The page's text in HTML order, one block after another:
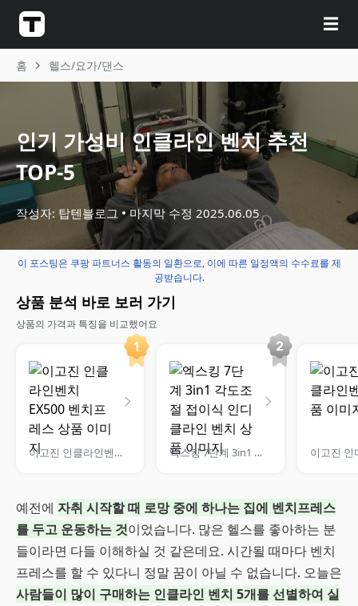
☰
홈 헬스/요가/댄스
인기 가성비 인클라인 벤치 추천
TOP-5
작성자: 탑텐블로그 마지막 수정 2025.06.05
이 포스팅은 쿠팡 파트너스 활동의 일환으로, 이에 따른 일정액의 수수료를 제
공받습니다.
상품 분석 바로 보러 가기
상품의 가격과 특징을 비교했어요
이고진 인클라인벤치 EX500 벤치프레스 엑스킹 7단계 3in1 각도조절 접이식 인디클라인 벤치
예전에 자취 시작할 때 로망 중에 하나는 집에 벤치프레스
를 두고 운동하는 것이었습니다. 많은 헬스를 좋아하는 분
들이라면 다들 이해하실 것 같은데요. 시간될 때마다 벤치
프레스를 할 수 있다니 정말 꿈이 아닐 수 없습니다. 오늘은
사람들이 많이 구매하는 인클라인 벤치 5개를 선별하여 실